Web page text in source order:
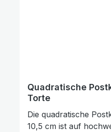
Quadratische
Torte
Die quadratische
10,5 cm ist auf